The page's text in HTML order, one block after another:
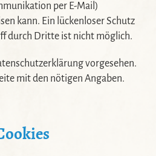
per E-Mail)
kann. Ein lückenloser Schutz
durch Dritte ist nicht möglich.
vorgesehen.
mit den nötigen Angaben.